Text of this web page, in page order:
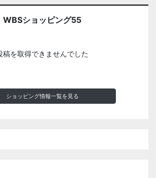
WBSショッピング55
稿を取得できませんでした
ショッピング情報一覧を見る